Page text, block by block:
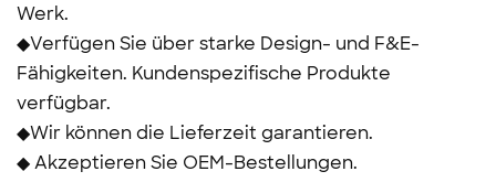
Werk.
◆Verfügen Sie über starke Design- und F&E-
Fähigkeiten. Kundenspezifische Produkte
verfügbar.
◆Wir können die Lieferzeit garantieren.
◆ Akzeptieren Sie OEM-Bestellungen.